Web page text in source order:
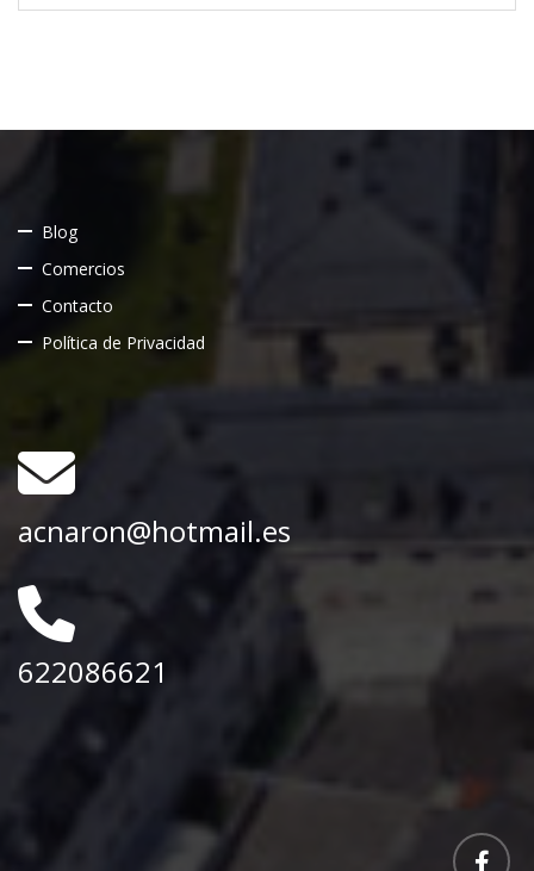
Blog
Comercios
Contacto
Política de Privacidad
acnaron@hotmail.es
622086621